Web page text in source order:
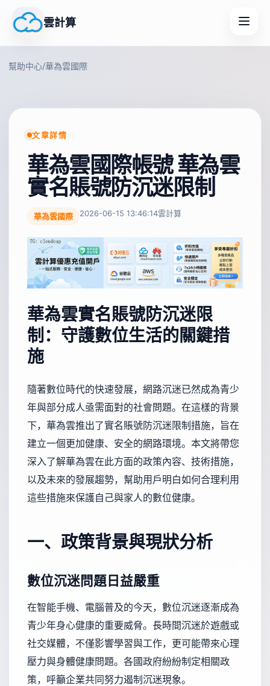
雲計算
幫助中心/華為雲國際
文章詳情
華為雲國際帳號 華為雲
實名賬號防沉迷限制
華為雲國際 2026-06-15 13:46:14雲計算
華為雲實名賬號防沉迷限
制：守護數位生活的關鍵措
施
隨著數位時代的快速發展，網路沉迷已然成為青少
年與部分成人亟需面對的社會問題。在這樣的背景
下，華為雲推出了實名賬號防沉迷限制措施，旨在
建立一個更加健康、安全的網路環境。本文將帶您
深入了解華為雲在此方面的政策內容、技術措施，
以及未來的發展趨勢，幫助用戶明白如何合理利用
這些措施來保護自己與家人的數位健康。
一、政策背景與現狀分析
數位沉迷問題日益嚴重
在智能手機、電腦普及的今天，數位沉迷逐漸成為
青少年身心健康的重要威脅。長時間沉迷於遊戲或
社交媒體，不僅影響學習與工作，更可能帶來心理
壓力與身體健康問題。各國政府紛紛制定相關政
策，呼籲企業共同努力遏制沉迷現象。